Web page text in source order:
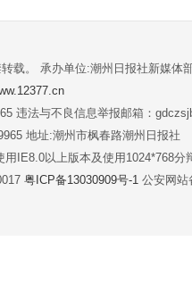
载。 承办单位:潮州日报社新媒体
违法与不良信息举报邮箱：
地址:潮州市枫春路潮州日报社
IE8.0以上版本及使用1024*768分
粤ICP备13030909号-1 公安网站